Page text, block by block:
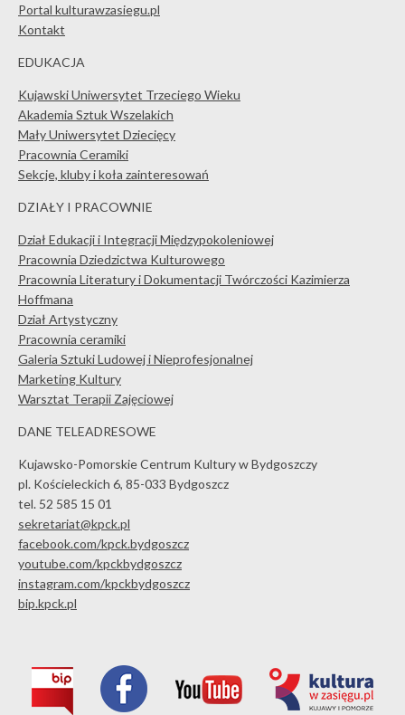
Portal kulturawzasiegu.pl
Kontakt
EDUKACJA
Kujawski Uniwersytet Trzeciego Wieku
Akademia Sztuk Wszelakich
Mały Uniwersytet Dziecięcy
Pracownia Ceramiki
Sekcje, kluby i koła zainteresowań
DZIAŁY I PRACOWNIE
Dział Edukacji i Integracji Międzypokoleniowej
Pracownia Dziedzictwa Kulturowego
Pracownia Literatury i Dokumentacji Twórczości Kazimierza
Hoffmana
Dział Artystyczny
Pracownia ceramiki
Galeria Sztuki Ludowej i Nieprofesjonalnej
Marketing Kultury
Warsztat Terapii Zajęciowej
DANE TELEADRESOWE
Kujawsko-Pomorskie Centrum Kultury w Bydgoszczy
pl. Kościeleckich 6, 85-033 Bydgoszcz
tel. 52 585 15 01
sekretariat@kpck.pl
facebook.com/kpck.bydgoszcz
youtube.com/kpckbydgoszcz
instagram.com/kpckbydgoszcz
bip.kpck.pl